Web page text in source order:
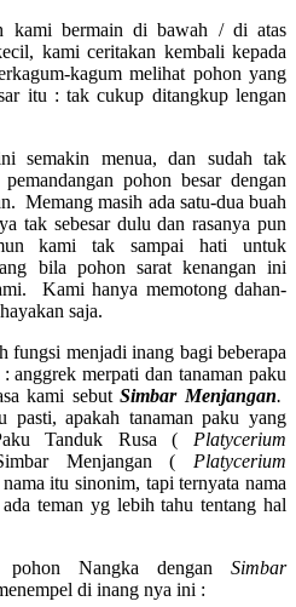
kami bermain di bawah / di atas
kami ceritakan kembali kepada
kagum melihat pohon yang
itu : tak cukup ditangkup lengan
semakin menua, dan sudah tak
pohon besar dengan
Memang masih ada satu-dua buah
tak sebesar dulu dan rasanya pun
kami tak sampai hati untuk
bila pohon sarat kenangan ini
Kami hanya memotong dahan-
saja.
fungsi menjadi inang bagi beberapa
anggrek merpati dan tanaman paku
kami sebutSimbar Menjangan.
pasti, apakah tanaman paku yang
Tanduk Rusa ( Platycerium
Menjangan ( Platycerium
itu sinonim, tapi ternyata nama
teman yg lebih tahu tentang hal
Nangka dengan Simbar
di inang nya ini :